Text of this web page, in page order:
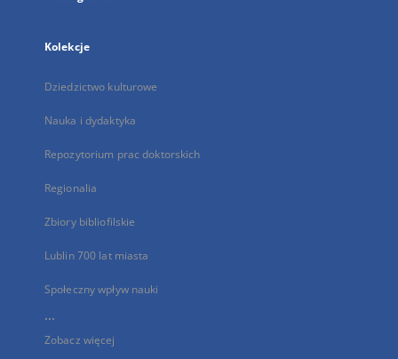
Kolekcje
Dziedzictwo kulturowe
Nauka i dydaktyka
Repozytorium prac doktorskich
Regionalia
Zbiory bibliofilskie
Lublin 700 lat miasta
Społeczny wpływ nauki
...
Zobacz więcej